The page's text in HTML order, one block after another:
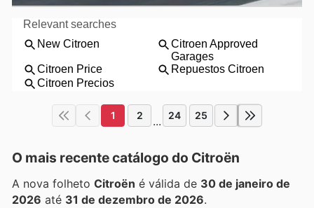
1 2 ... 24 25
O mais recente catálogo do Citroën
A nova folheto Citroën é válida de 30 de janeiro de
2026 até 31 de dezembro de 2026.